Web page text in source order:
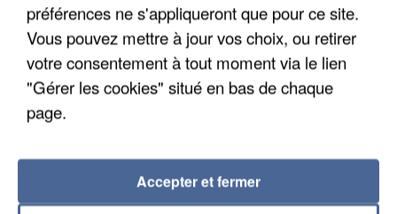
APRÈS TOUTES CES CANICULES, LES REFUGES
DE FAUNE SAUVAGE SONT...
préférences ne s'appliqueront que pour ce site.
Vous pouvez mettre à jour vos choix, ou retirer
votre consentement à tout moment via le lien
"Gérer les cookies" situé en bas de chaque
page.
Accepter et fermer